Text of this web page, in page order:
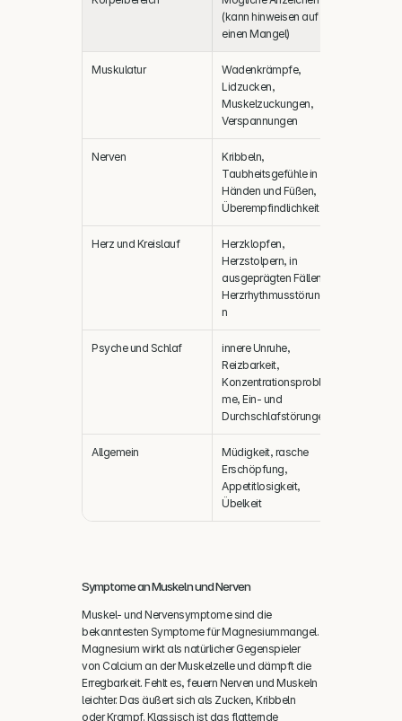
(kann hinweisen auf
einen Mangel)
Muskulatur
Wadenkrämpfe,
Lidzucken,
Muskelzuckungen,
Verspannungen
Nerven
Kribbeln,
Taubheitsgefühle in
Händen und Füßen,
Überempfindlichkeit
Herz und Kreislauf
Herzklopfen,
Herzstolpern, in
ausgeprägten Fällen
Herzrhythmusstörunge
n
Psyche und Schlaf
innere Unruhe,
Reizbarkeit,
Konzentrationsproble
me, Ein- und
Durchschlafstörungen
Allgemein
Müdigkeit, rasche
Erschöpfung,
Appetitlosigkeit,
Übelkeit
Symptome an Muskeln und Nerven
Muskel- und Nervensymptome sind die
bekanntesten Symptome für Magnesiummangel.
Magnesium wirkt als natürlicher Gegenspieler
von Calcium an der Muskelzelle und dämpft die
Erregbarkeit. Fehlt es, feuern Nerven und Muskeln
leichter. Das äußert sich als Zucken, Kribbeln
oder Krampf. Klassisch ist das flatternde